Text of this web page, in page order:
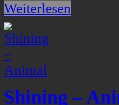
Weiterlesen
Shining –